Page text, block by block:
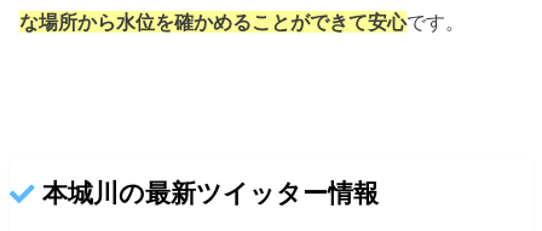
な場所から水位を確かめることができて安心です。
本城川の最新ツイッター情報